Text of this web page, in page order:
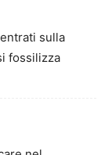
sulla
fossilizza